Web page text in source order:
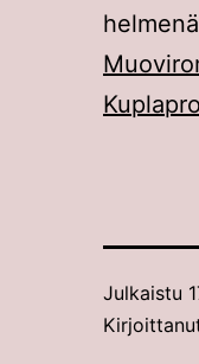
Julkaistu